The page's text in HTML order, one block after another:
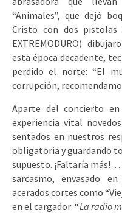
“Animales”, que dejó
Cristo con dos pistolas
EXTREMODURO)
esta época decadente,
perdido el norte: “El
corrupción,
Aparte del concierto
experiencia vital
sentados en nuestros
obligatoria y guardando
supuesto. ¡Faltaría
sarcasmo, envasado
acerados cortes como
en el cargador: “La radio